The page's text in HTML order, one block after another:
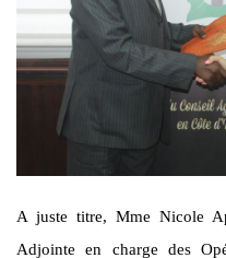
A juste titre, Mme Nicole
Adjointe en charge des